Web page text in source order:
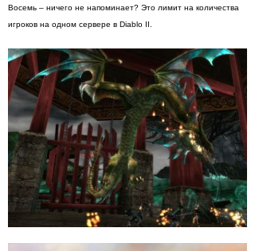
Восемь – ничего не напоминает? Это лимит на количества
игроков на одном сервере в Diablo II.